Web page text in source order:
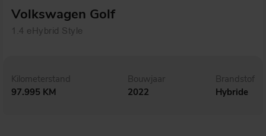
Volkswagen Golf
1.4 eHybrid Style
Kilometerstand
97.995 KM
Bouwjaar
2022
Brandstof
Hybride